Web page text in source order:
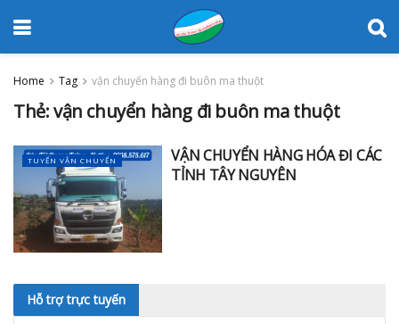
Home Tag vận chuyển hàng đi buôn ma thuột
Thẻ:vận chuyển hàng đi buôn ma thuột
TUYẾN VẬN CHUYỂN
VẬN CHUYỂN HÀNG HÓA ĐI CÁC
TỈNH TÂY NGUYÊN
Hỗ trợ trực tuyến